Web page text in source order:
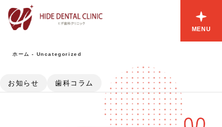
MENU
ホーム - Uncategorized
お知らせ 歯科コラム